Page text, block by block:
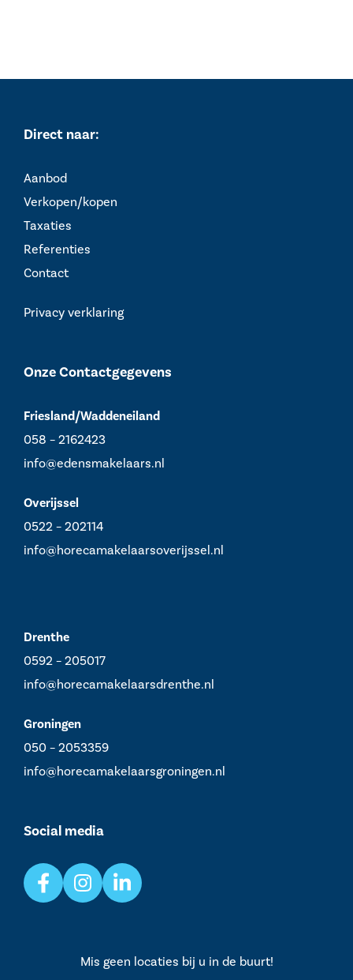
Direct naar:
Aanbod
Verkopen/kopen
Taxaties
Referenties
Contact
Privacy verklaring
Onze Contactgegevens
Friesland/Waddeneiland
058 – 2162423
info@edensmakelaars.nl
Overijssel
0522 – 202114
info@horecamakelaarsoverijssel.nl
Drenthe
0592 – 205017
info@horecamakelaarsdrenthe.nl
Groningen
050 – 2053359
info@horecamakelaarsgroningen.nl
Social media
Mis geen locaties bij u in de buurt!